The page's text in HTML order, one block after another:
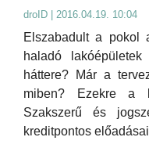
droID | 2016.04.19. 10:04
Elszabadult a pokol
haladó
háttere? Már a
miben? Ezekre a
Szakszerű és
kreditpontos